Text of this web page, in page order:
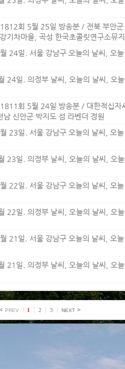
회 5월 25일 방송분 / 전북 부안군
기차마을, 곡성 한국초콜릿연구소뮤
24일. 서울 강남구 오늘의 날씨, 오
24일. 의정부 날씨, 오늘의 날씨, 오
회 5월 24일 방송분 / 대한적십자
신안군 박지도 섬 라벤더 정원
23일. 서울 강남구 오늘의 날씨, 오
23일. 의정부 날씨, 오늘의 날씨, 오
22일. 서울 강남구 오늘의 날씨, 오
22일. 의정부 날씨, 오늘의 날씨, 오
21일. 서울 강남구 오늘의 날씨, 오
21일. 의정부 날씨, 오늘의 날씨, 오
PREV 1 2 3 NEXT